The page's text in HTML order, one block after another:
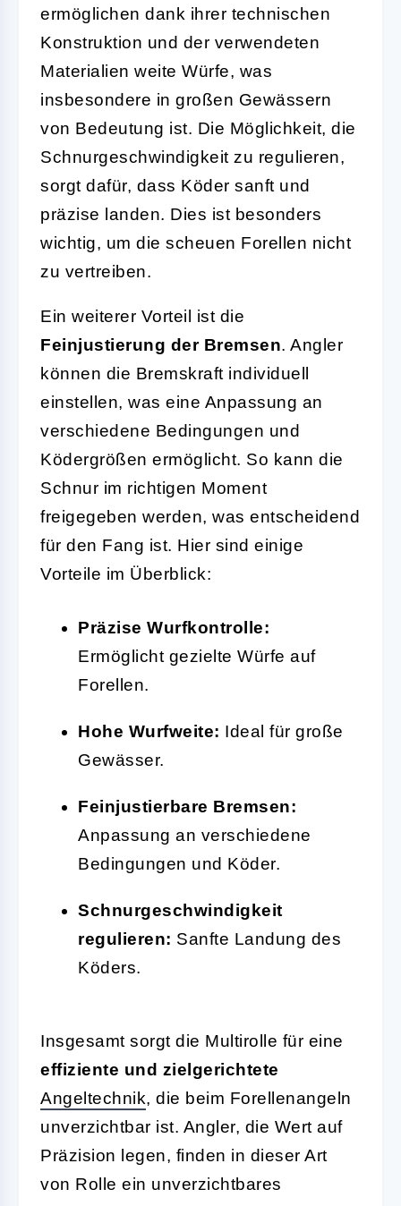
ermöglichen dank ihrer technischen
Konstruktion und der verwendeten
Materialien weite Würfe, was
insbesondere in großen Gewässern
von Bedeutung ist. Die Möglichkeit, die
Schnurgeschwindigkeit zu regulieren,
sorgt dafür, dass Köder sanft und
präzise landen. Dies ist besonders
wichtig, um die scheuen Forellen nicht
zu vertreiben.
Ein weiterer Vorteil ist die
Feinjustierung der Bremsen. Angler
können die Bremskraft individuell
einstellen, was eine Anpassung an
verschiedene Bedingungen und
Ködergrößen ermöglicht. So kann die
Schnur im richtigen Moment
freigegeben werden, was entscheidend
für den Fang ist. Hier sind einige
Vorteile im Überblick:
Präzise Wurfkontrolle:
Ermöglicht gezielte Würfe auf
Forellen.
Hohe Wurfweite: Ideal für große
Gewässer.
Feinjustierbare Bremsen:
Anpassung an verschiedene
Bedingungen und Köder.
Schnurgeschwindigkeit
regulieren: Sanfte Landung des
Köders.
Insgesamt sorgt die Multirolle für eine
effiziente und zielgerichtete
Angeltechnik, die beim Forellenangeln
unverzichtbar ist. Angler, die Wert auf
Präzision legen, finden in dieser Art
von Rolle ein unverzichtbares